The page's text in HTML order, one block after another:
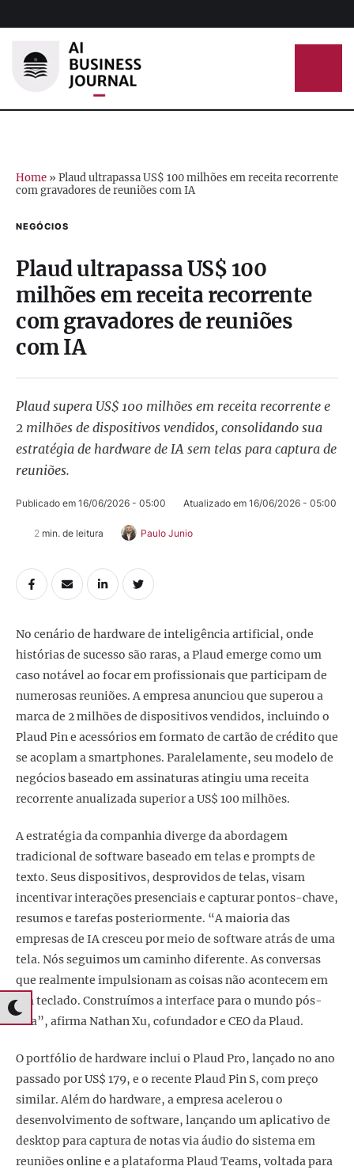
Home » Plaud ultrapassa US$ 100 milhões em receita recorrente
com gravadores de reuniões com IA
NEGÓCIOS
Plaud ultrapassa US$ 100
milhões em receita recorrente
com gravadores de reuniões
com IA
Plaud supera US$ 100 milhões em receita recorrente e
2 milhões de dispositivos vendidos, consolidando sua
estratégia de hardware de IA sem telas para captura de
reuniões.
Publicado em 16/06/2026 - 05:00 Atualizado em 16/06/2026 - 05:00
2 min. de leitura Paulo Junio
No cenário de hardware de inteligência artificial, onde
histórias de sucesso são raras, a Plaud emerge como um
caso notável ao focar em profissionais que participam de
numerosas reuniões. A empresa anunciou que superou a
marca de 2 milhões de dispositivos vendidos, incluindo o
Plaud Pin e acessórios em formato de cartão de crédito que
se acoplam a smartphones. Paralelamente, seu modelo de
negócios baseado em assinaturas atingiu uma receita
recorrente anualizada superior a US$ 100 milhões.
A estratégia da companhia diverge da abordagem
tradicional de software baseado em telas e prompts de
texto. Seus dispositivos, desprovidos de telas, visam
incentivar interações presenciais e capturar pontos-chave,
resumos e tarefas posteriormente. “A maioria das
empresas de IA cresceu por meio de software atrás de uma
tela. Nós seguimos um caminho diferente. As conversas
que realmente impulsionam as coisas não acontecem em
um teclado. Construímos a interface para o mundo pós-
tela”, afirma Nathan Xu, cofundador e CEO da Plaud.
O portfólio de hardware inclui o Plaud Pro, lançado no ano
passado por US$ 179, e o recente Plaud Pin S, com preço
similar. Além do hardware, a empresa acelerou o
desenvolvimento de software, lançando um aplicativo de
desktop para captura de notas via áudio do sistema em
reuniões online e a plataforma Plaud Teams, voltada para